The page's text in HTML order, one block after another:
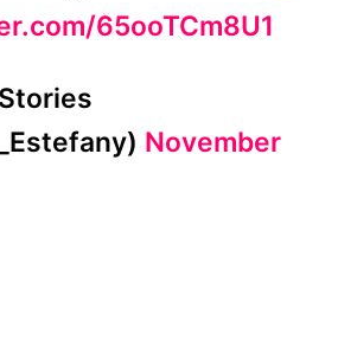
65ooTCm8U1
November